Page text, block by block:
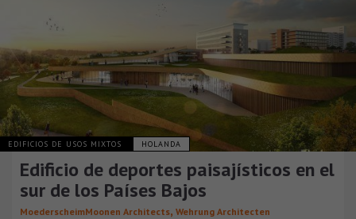
EDIFICIOS DE USOS MIXTOS HOLANDA
Edificio de deportes paisajísticos en el
sur de los Países Bajos
MoederscheimMoonen Architects, Wehrung Architecten